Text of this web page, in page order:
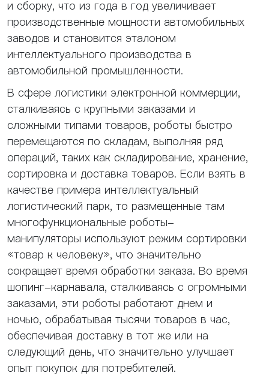
и сборку, что из года в год увеличивает
производственные мощности автомобильных
заводов и становится эталоном
интеллектуального производства в
автомобильной промышленности.
В сфере логистики электронной коммерции,
сталкиваясь с крупными заказами и
сложными типами товаров, роботы быстро
перемещаются по складам, выполняя ряд
операций, таких как складирование, хранение,
сортировка и доставка товаров. Если взять в
качестве примера интеллектуальный
логистический парк, то размещенные там
многофункциональные роботы-
манипуляторы используют режим сортировки
«товар к человеку», что значительно
сокращает время обработки заказа. Во время
шопинг-карнавала, сталкиваясь с огромными
заказами, эти роботы работают днем ​​и
ночью, обрабатывая тысячи товаров в час,
обеспечивая доставку в тот же или на
следующий день, что значительно улучшает
опыт покупок для потребителей.